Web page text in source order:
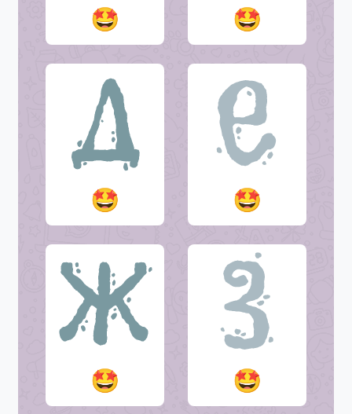
🤩 🤩
🤩 🤩
🤩 🤩